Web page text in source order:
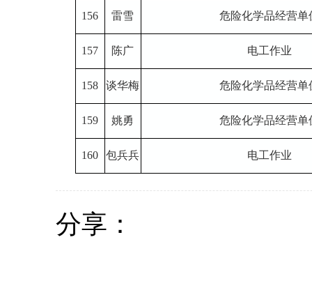
156 雷雪 危险化学品经营单
157 陈广 电工作业
158 谈华梅 危险化学品经营单
159 姚勇 危险化学品经营单
160 包兵兵 电工作业
分享：